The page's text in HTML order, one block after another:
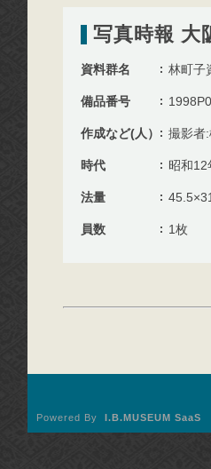
写真時報 大
資料群名 林町子
備品番号
作成など(人） 撮影者
時代 昭和12
法量
員数 1枚
Powered By I.B.MUSEUM SaaS